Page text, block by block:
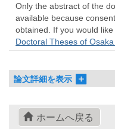
Only the abstract of the
available because
obtained. If you would
Doctoral Theses of
論文詳細を表示
ホームへ戻る